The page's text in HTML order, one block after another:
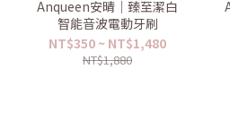
Anqueen安晴｜臻至潔白
智能音波電動牙刷
NT$350 ~ NT$1,480
NT$1,880